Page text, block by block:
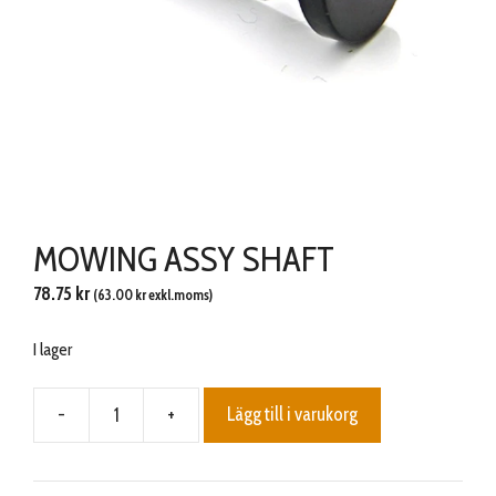
MOWING ASSY SHAFT
78.75 kr (63.00 krexkl.moms)
I lager
-
MOWING
SHAFT
+ Lägg till i varukorg